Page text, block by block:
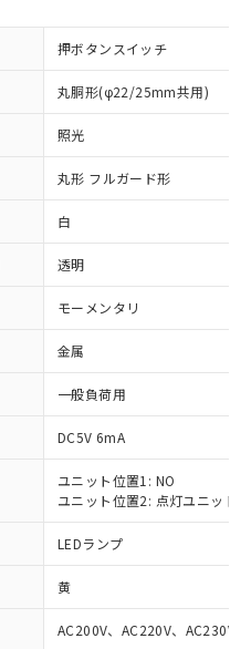
押ボタンスイッチ
丸胴形(φ22/25mm共用)
照光
丸形 フルガード形
白
透明
モーメンタリ
金属
一般負荷用
DC5V 6mA
ユニット位置1: NO
ユニット位置2: 点灯ユニット
LEDランプ
黄
AC200V、AC220V、AC230V